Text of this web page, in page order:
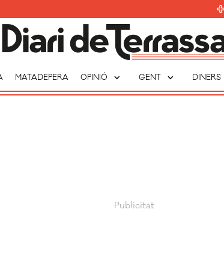
MATADEPERA OPINIÓ expand_more GENT expand_more DINERS